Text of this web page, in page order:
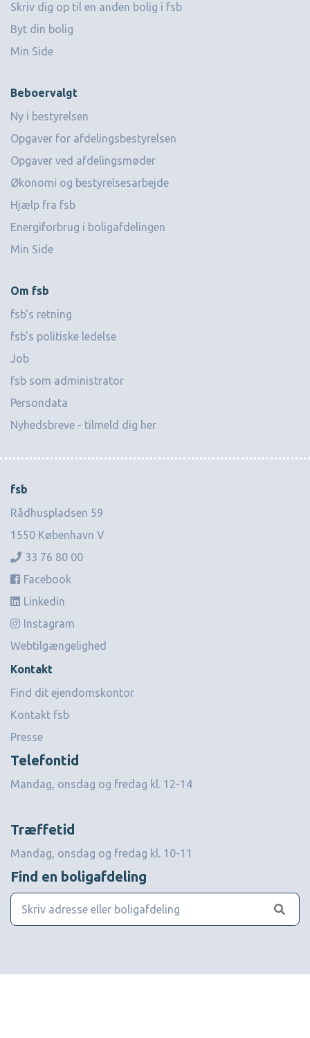
Skriv dig op til en anden bolig i fsb
Byt din bolig
Min Side
Beboervalgt
Ny i bestyrelsen
Opgaver for afdelingsbestyrelsen
Opgaver ved afdelingsmøder
Økonomi og bestyrelsesarbejde
Hjælp fra fsb
Energiforbrug i boligafdelingen
Min Side
Om fsb
fsb's retning
fsb's politiske ledelse
Job
fsb som administrator
Persondata
Nyhedsbreve - tilmeld dig her
fsb
Rådhuspladsen 59
1550 København V
33 76 80 00
Facebook
Linkedin
Instagram
Webtilgængelighed
Kontakt
Find dit ejendomskontor
Kontakt fsb
Presse
Telefontid
Mandag, onsdag og fredag kl. 12-14
Træffetid
Mandag, onsdag og fredag kl. 10-11
Find en boligafdeling